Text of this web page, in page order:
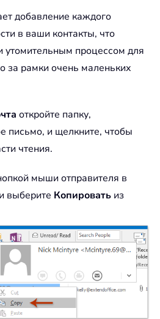
добавление каждого
в ваши контакты, что
утомительным процессом для
за рамки очень маленьких
откройте папку,
письмо, и щелкните, чтобы
чтения.
мыши отправителя в
выберите Копировать из